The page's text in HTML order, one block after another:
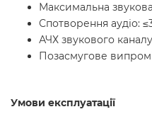
Максимальна
Спотворення аудіо:
АЧХ звукового
Позасмугове
Умови експлуатації